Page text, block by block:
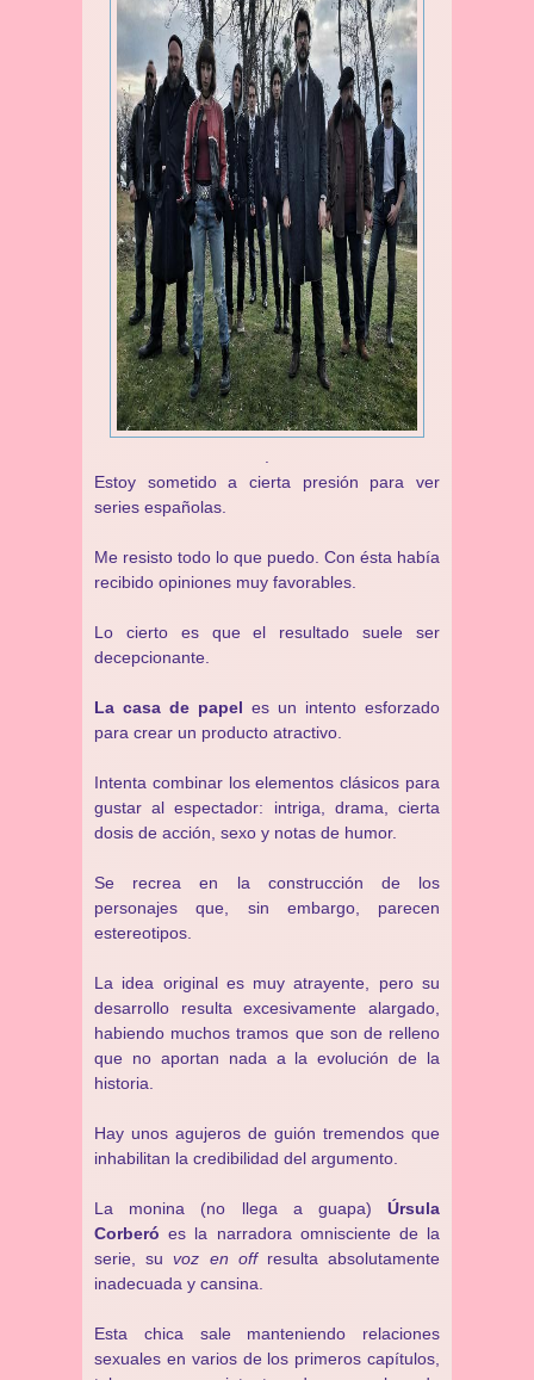
Estoy sometido a cierta presión para ver
series españolas.
Me resisto todo lo que puedo. Con ésta había
recibido opiniones muy favorables.
Lo cierto es que el resultado suele ser
decepcionante.
La casa de papel es un intento esforzado
para crear un producto atractivo.
Intenta combinar los elementos clásicos para
gustar al espectador: intriga, drama, cierta
dosis de acción, sexo y notas de humor.
Se recrea en la construcción de los
personajes que, sin embargo, parecen
estereotipos.
La idea original es muy atrayente, pero su
desarrollo resulta excesivamente alargado,
habiendo muchos tramos que son de relleno
que no aportan nada a la evolución de la
historia.
Hay unos agujeros de guión tremendos que
inhabilitan la credibilidad del argumento.
La monina (no llega a guapa) Úrsula
Corberó es la narradora omnisciente de la
serie, suvoz en offresulta absolutamente
inadecuada y cansina.
Esta chica sale manteniendo relaciones
sexuales en varios de los primeros capítulos,